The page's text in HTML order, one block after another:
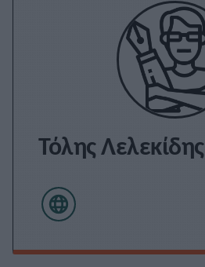
Τόλης Λελεκίδης